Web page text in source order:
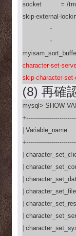
socket          = /
skip-external-
・
・
character-set-
skip-character-
(8) 再確
mysql> SHOW
| Variable_name
|
|
|
|
|
|
|